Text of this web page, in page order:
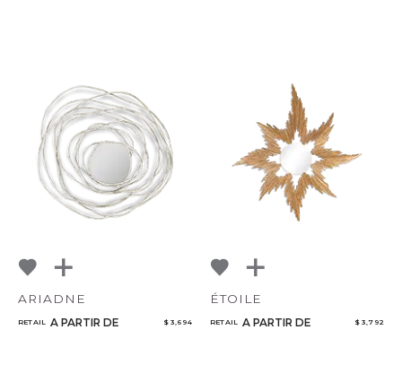
ARIADNE
RETAIL A PARTIR DE $ 3,694
ÉTOILE
RETAIL A PARTIR DE $ 3,792